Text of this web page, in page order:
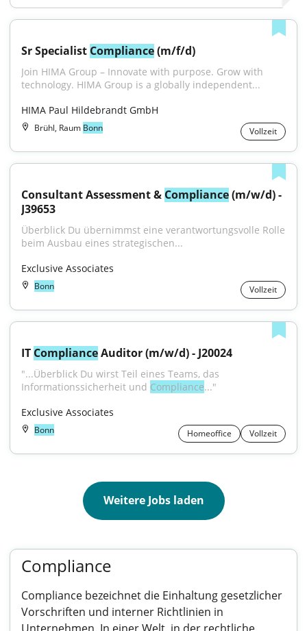
Sr Specialist Compliance (m/f/d)
Join HIMA Group – Innovate with purpose. Grow with
technology. HIMA Group is a globally independent...
HIMA Paul Hildebrandt GmbH
Brühl, Raum Bonn Vollzeit
Consultant Assessment & Compliance (m/w/d) -
J39653
Überblick Du übernimmst eine verantwortungsvolle Rolle
beim Ausbau eines strategischen...
Exclusive Associates
Bonn Vollzeit
IT Compliance Auditor (m/w/d) - J20024
"...Überblick Du wirst Teil eines Teams, das
Informationssicherheit und Compliance..."
Exclusive Associates
Bonn Homeoffice Vollzeit
Weitere Jobs laden
Compliance
Compliance bezeichnet die Einhaltung gesetzlicher
Vorschriften und interner Richtlinien in